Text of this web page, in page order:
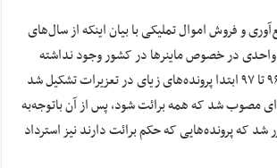
و فروش اموال تملیکی با بیان اینکه از سال‌های
در خصوص ماینرها در کشور وجود نداشته
است، افزود: در سال ۹۶ تا ۹۷ ابتدا پرونده‌های زیای در تعزیرات تشکیل شد
مصوب شد که همه برائت شود، پس از آن باتوجه‌به
شد که پرونده‌هایی که حکم برائت دارند نیز استرداد